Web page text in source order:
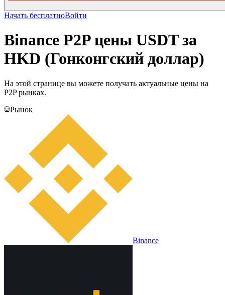
Начать бесплатноВойти
Binance P2P цены USDT за
HKD (Гонконгский доллар)
На этой странице вы можете получать актуальные цены на
P2P рынках.
Рынок
Binance